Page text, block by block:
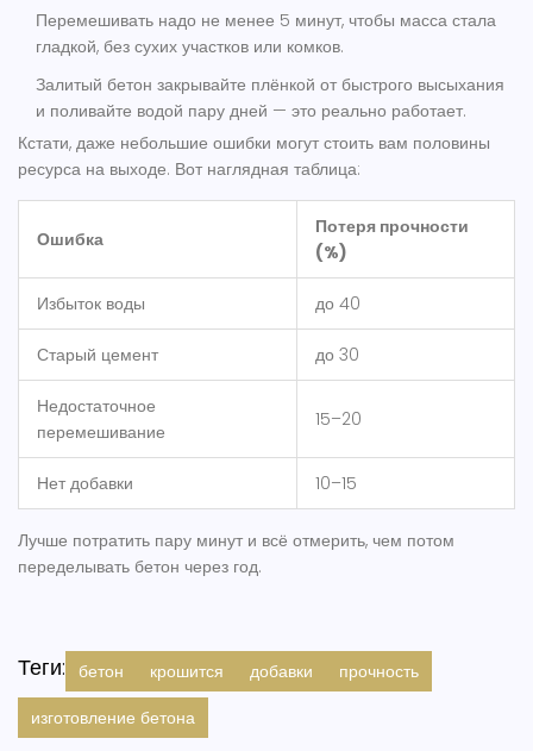
Перемешивать надо не менее 5 минут, чтобы масса стала
гладкой, без сухих участков или комков.
Залитый бетон закрывайте плёнкой от быстрого высыхания
и поливайте водой пару дней — это реально работает.
Кстати, даже небольшие ошибки могут стоить вам половины
ресурса на выходе. Вот наглядная таблица:
Ошибка
Потеря прочности
(%)
Избыток воды до 40
Старый цемент до 30
Недостаточное
перемешивание
15–20
Нет добавки 10–15
Лучше потратить пару минут и всё отмерить, чем потом
переделывать бетон через год.
Теги: бетон крошится добавки
прочность
изготовление бетона